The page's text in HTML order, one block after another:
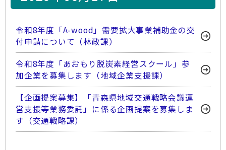
令和8年度「A-wood」需要拡大事業補助金の交
付申請について（林政課）
令和8年度「あおもり脱炭素経営スクール」参
加企業を募集します（地域企業支援課）
【企画提案募集】「青森県地域交通戦略会議運
営支援等業務委託」に係る企画提案を募集しま
す（交通戦略課）